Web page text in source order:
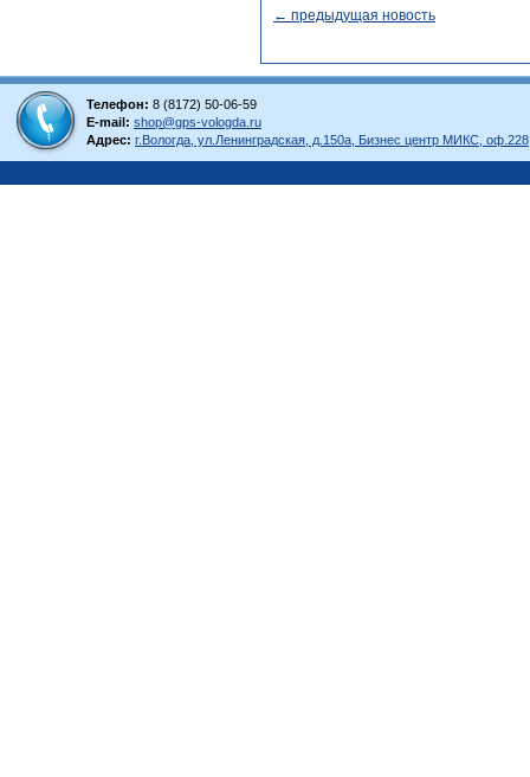
← предыдущая новость
Телефон: 8 (8172) 50-06-59
E-mail: shop@gps-vologda.ru
Адрес: г.Вологда, ул.Ленинградская, д.150а, Бизнес центр МИКС, оф.228